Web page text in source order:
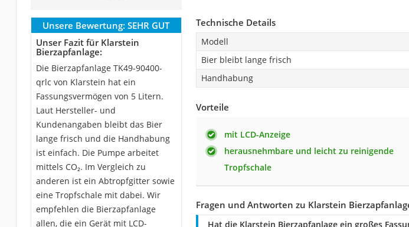
Unsere Bewertung: SEHR GUT
Unser Fazit für Klarstein
Bierzapfanlage:
Die Bierzapfanlage TK49-90400-
qrlc von Klarstein hat ein
Fassungsvermögen von 5 Litern.
Laut Hersteller- und
Kundenangaben bleibt das Bier
lange frisch und die Handhabung
ist einfach. Die Pumpe arbeitet
mittels CO₂. Im Vergleich zu
anderen ist ein Abtropfgitter sowie
eine Tropfschale mit dabei. Wir
empfehlen die Bierzapfanlage
allen, die ein Gerät mit LCD-
Technische Details
Modell
Bier bleibt lange frisch
Handhabung
Vorteile
mit LCD-Anzeige
herausnehmbare und leicht zu reinigende
Tropfschale
Fragen und Antworten zu Klarstein
Hat die Klarstein Bierzapfanlage ein großes